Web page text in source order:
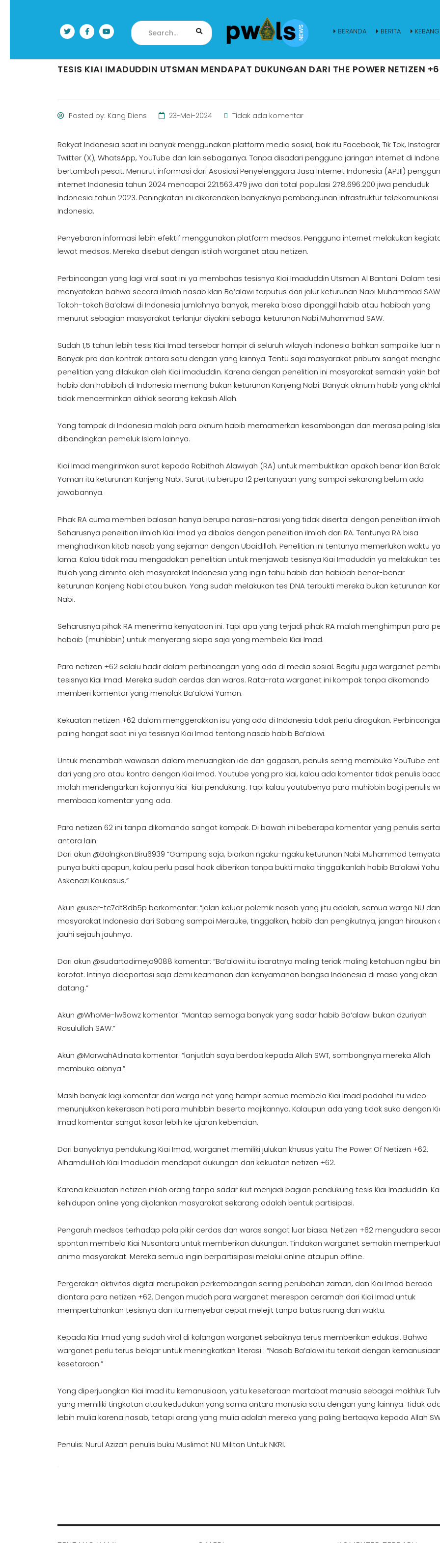
BERANDA BERITA
TESIS KIAI IMADUDDIN UTSMAN MENDAPAT DUKUNGAN DARI THE POWER NETIZEN
Posted by: Kang Diens 23-Mei-2024 Tidak ada komentar
Rakyat Indonesia saat ini banyak menggunakan platform media sosial, baik itu Facebook, Tik Tok,
Twitter (X), WhatsApp, YouTube dan lain sebagainya. Tanpa disadari pengguna jaringan internet di
bertambah pesat. Menurut informasi dari Asosiasi Penyelenggara Jasa Internet Indonesia (APJII)
internet Indonesia tahun 2024 mencapai 221.563.479 jiwa dari total populasi 278.696.200 jiwa penduduk
Indonesia tahun 2023. Peningkatan ini dikarenakan banyaknya pembangunan infrastruktur telekomunikasi
Indonesia.
Penyebaran informasi lebih efektif menggunakan platform medsos. Pengguna internet melakukan
lewat medsos. Mereka disebut dengan istilah warganet atau netizen.
Perbincangan yang lagi viral saat ini ya membahas tesisnya Kiai Imaduddin Utsman Al Bantani. Dalam
menyatakan bahwa secara ilmiah nasab klan Ba’alawi terputus dari jalur keturunan Nabi Muhammad
Tokoh-tokoh Ba’alawi di Indonesia jumlahnya banyak, mereka biasa dipanggil habib atau habibah yang
menurut sebagian masyarakat terlanjur diyakini sebagai keturunan Nabi Muhammad SAW.
Sudah 1,5 tahun lebih tesis Kiai Imad tersebar hampir di seluruh wilayah Indonesia bahkan sampai ke luar
Banyak pro dan kontrak antara satu dengan yang lainnya. Tentu saja masyarakat pribumi sangat
penelitian yang dilakukan oleh Kiai Imaduddin. Karena dengan penelitian ini masyarakat semakin yakin
habib dan habibah di Indonesia memang bukan keturunan Kanjeng Nabi. Banyak oknum habib yang
tidak mencerminkan akhlak seorang kekasih Allah.
Yang tampak di Indonesia malah para oknum habib memamerkan kesombongan dan merasa paling
dibandingkan pemeluk Islam lainnya.
Kiai Imad mengirimkan surat kepada Rabithah Alawiyah (RA) untuk membuktikan apakah benar klan
Yaman itu keturunan Kanjeng Nabi. Surat itu berupa 12 pertanyaan yang sampai sekarang belum ada
jawabannya.
Pihak RA cuma memberi balasan hanya berupa narasi-narasi yang tidak disertai dengan penelitian
Seharusnya penelitian ilmiah Kiai Imad ya dibalas dengan penelitian ilmiah dari RA. Tentunya RA bisa
menghadirkan kitab nasab yang sejaman dengan Ubaidillah. Penelitian ini tentunya memerlukan waktu
lama. Kalau tidak mau mengadakan penelitian untuk menjawab tesisnya Kiai Imaduddin ya melakukan
Itulah yang diminta oleh masyarakat Indonesia yang ingin tahu habib dan habibah benar-benar
keturunan Kanjeng Nabi atau bukan. Yang sudah melakukan tes DNA terbukti mereka bukan keturunan
Nabi.
Seharusnya pihak RA menerima kenyataan ini. Tapi apa yang terjadi pihak RA malah menghimpun para
habaib (muhibbin) untuk menyerang siapa saja yang membela Kiai Imad.
Para netizen +62 selalu hadir dalam perbincangan yang ada di media sosial. Begitu juga warganet
tesisnya Kiai Imad. Mereka sudah cerdas dan waras. Rata-rata warganet ini kompak tanpa dikomando
memberi komentar yang menolak Ba’alawi Yaman.
Kekuatan netizen +62 dalam menggerakkan isu yang ada di Indonesia tidak perlu diragukan.
paling hangat saat ini ya tesisnya Kiai Imad tentang nasab habib Ba’alawi.
Untuk menambah wawasan dalam menuangkan ide dan gagasan, penulis sering membuka YouTube
dari yang pro atau kontra dengan Kiai Imad. Youtube yang pro kiai, kalau ada komentar tidak penulis
malah mendengarkan kajiannya kiai-kiai pendukung. Tapi kalau youtubenya para muhibbin bagi penulis
membaca komentar yang ada.
Para netizen 62 ini tanpa dikomando sangat kompak. Di bawah ini beberapa komentar yang penulis
antara lain:
Dari akun @Balngkon.Biru6939 “Gampang saja, biarkan ngaku-ngaku keturunan Nabi Muhammad
punya bukti apapun, kalau perlu pasal hoak diberikan tanpa bukti maka tinggalkanlah habib Ba’alawi
Askenazi Kaukasus.”
Akun @user-tc7dt8db5p berkomentar: “jalan keluar polemik nasab yang jitu adalah, semua warga NU dan
masyarakat Indonesia dari Sabang sampai Merauke, tinggalkan, habib dan pengikutnya, jangan hiraukan
jauhi sejauh jauhnya.
Dari akun @sudartodimejo9088 komentar: “Ba’alawi itu ibaratnya maling teriak maling ketahuan ngibul bin
korofat. Intinya dideportasi saja demi keamanan dan kenyamanan bangsa Indonesia di masa yang akan
datang.”
Akun @WhoMe-lw6owz komentar: “Mantap semoga banyak yang sadar habib Ba’alawi bukan dzuriyah
Rasulullah SAW.”
Akun @MarwahAdinata komentar: “lanjutlah saya berdoa kepada Allah SWT, sombongnya mereka Allah
membuka aibnya.”
Masih banyak lagi komentar dari warga net yang hampir semua membela Kiai Imad padahal itu video
menunjukkan kekerasan hati para muhibbin beserta majikannya. Kalaupun ada yang tidak suka dengan
Imad komentar sangat kasar lebih ke ujaran kebencian.
Dari banyaknya pendukung Kiai Imad, warganet memiliki julukan khusus yaitu The Power Of Netizen +62.
Alhamdulillah Kiai Imaduddin mendapat dukungan dari kekuatan netizen +62.
Karena kekuatan netizen inilah orang tanpa sadar ikut menjadi bagian pendukung tesis Kiai Imaduddin.
kehidupan online yang dijalankan masyarakat sekarang adalah bentuk partisipasi.
Pengaruh medsos terhadap pola pikir cerdas dan waras sangat luar biasa. Netizen +62 mengudara
spontan membela Kiai Nusantara untuk memberikan dukungan. Tindakan warganet semakin
animo masyarakat. Mereka semua ingin berpartisipasi melalui online ataupun offline.
Pergerakan aktivitas digital merupakan perkembangan seiring perubahan zaman, dan Kiai Imad berada
diantara para netizen +62. Dengan mudah para warganet merespon ceramah dari Kiai Imad untuk
mempertahankan tesisnya dan itu menyebar cepat melejit tanpa batas ruang dan waktu.
Kepada Kiai Imad yang sudah viral di kalangan warganet sebaiknya terus memberikan edukasi. Bahwa
warganet perlu terus belajar untuk meningkatkan literasi : “Nasab Ba’alawi itu terkait dengan
kesetaraan.”
Yang diperjuangkan Kiai Imad itu kemanusiaan, yaitu kesetaraan martabat manusia sebagai makhluk
yang memiliki tingkatan atau kedudukan yang sama antara manusia satu dengan yang lainnya. Tidak
lebih mulia karena nasab, tetapi orang yang mulia adalah mereka yang paling bertaqwa kepada Allah
Penulis: Nurul Azizah penulis buku Muslimat NU Militan Untuk NKRI.